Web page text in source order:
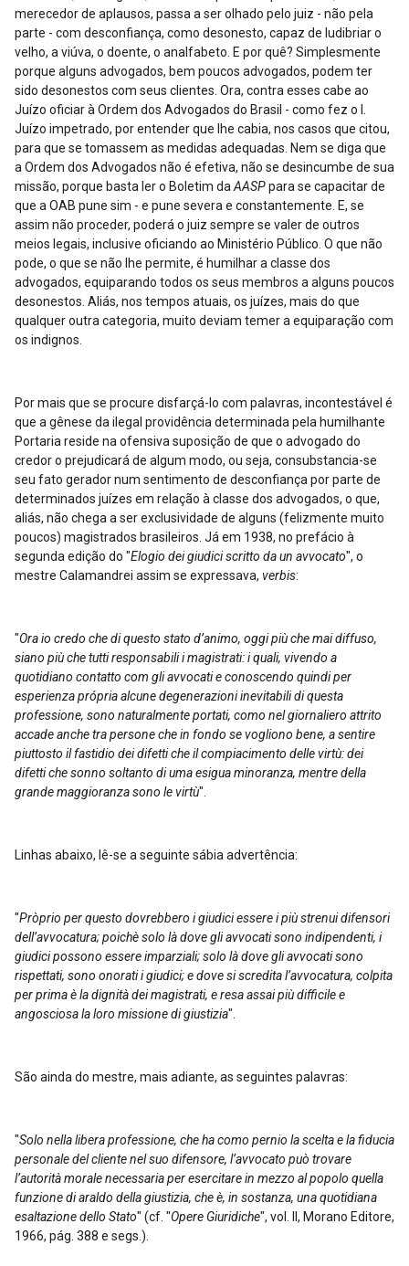
merecedor de aplausos, passa a ser olhado pelo juiz - não pela
parte - com desconfiança, como desonesto, capaz de ludibriar o
velho, a viúva, o doente, o analfabeto. E por quê? Simplesmente
porque alguns advogados, bem poucos advogados, podem ter
sido desonestos com seus clientes. Ora, contra esses cabe ao
Juízo oficiar à Ordem dos Advogados do Brasil - como fez o I.
Juízo impetrado, por entender que lhe cabia, nos casos que citou,
para que se tomassem as medidas adequadas. Nem se diga que
a Ordem dos Advogados não é efetiva, não se desincumbe de sua
missão, porque basta ler o Boletim da AASPpara se capacitar de
que a OAB pune sim - e pune severa e constantemente. E, se
assim não proceder, poderá o juiz sempre se valer de outros
meios legais, inclusive oficiando ao Ministério Público. O que não
pode, o que se não lhe permite, é humilhar a classe dos
advogados, equiparando todos os seus membros a alguns poucos
desonestos. Aliás, nos tempos atuais, os juízes, mais do que
qualquer outra categoria, muito deviam temer a equiparação com
os indignos.
Por mais que se procure disfarçá-lo com palavras, incontestável é
que a gênese da ilegal providência determinada pela humilhante
Portaria reside na ofensiva suposição de que o advogado do
credor o prejudicará de algum modo, ou seja, consubstancia-se
seu fato gerador num sentimento de desconfiança por parte de
determinados juízes em relação à classe dos advogados, o que,
aliás, não chega a ser exclusividade de alguns (felizmente muito
poucos) magistrados brasileiros. Já em 1938, no prefácio à
segunda edição do "Elogio dei giudici scritto da un avvocato", o
mestre Calamandrei assim se expressava, verbis:
"Ora io credo che di questo stato d’animo, oggi più che mai diffuso,
siano più che tutti responsabili i magistrati: i quali, vivendo a
quotidiano contatto com gli avvocati e conoscendo quindi per
esperienza própria alcune degenerazioni inevitabili di questa
professione, sono naturalmente portati, como nel giornaliero attrito
accade anche tra persone che in fondo se vogliono bene, a sentire
piuttosto il fastidio dei difetti che il compiacimento delle virtù: dei
difetti che sonno soltanto di uma esigua minoranza, mentre della
grande maggioranza sono le virtù".
Linhas abaixo, lê-se a seguinte sábia advertência:
"Pròprio per questo dovrebbero i giudici essere i più strenui difensori
dell’avvocatura; poichè solo là dove gli avvocati sono indipendenti, i
giudici possono essere imparziali; solo là dove gli avvocati sono
rispettati, sono onorati i giudici; e dove si scredita l’avvocatura, colpita
per prima è la dignità dei magistrati, e resa assai più difficile e
angosciosa la loro missione di giustizia".
São ainda do mestre, mais adiante, as seguintes palavras:
"Solo nella libera professione, che ha como pernio la scelta e la fiducia
personale del cliente nel suo difensore, l’avvocato può trovare
l’autorità morale necessaria per esercitare in mezzo al popolo quella
funzione di araldo della giustizia, che è, in sostanza, una quotidiana
esaltazione dello Stato" (cf. "Opere Giuridiche", vol. II, Morano Editore,
1966, pág. 388 e segs.).